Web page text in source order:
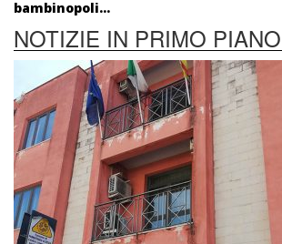
bambinopoli...
NOTIZIE IN PRIMO PIANO